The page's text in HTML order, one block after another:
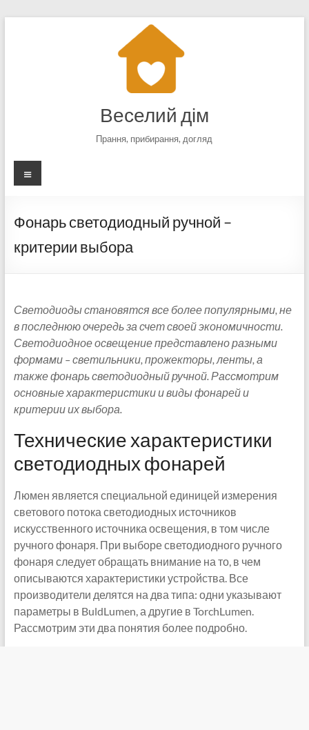
Веселий дім
Прання, прибирання, догляд
Меню
Фонарь светодиодный ручной –
критерии выбора
Светодиоды становятся все более популярными, не
в последнюю очередь за счет своей экономичности.
Светодиодное освещение представлено разными
формами – светильники, прожекторы, ленты, а
также фонарь светодиодный ручной. Рассмотрим
основные характеристики и виды фонарей и
критерии их выбора.
Технические характеристики
светодиодных фонарей
Люмен является специальной единицей измерения
светового потока светодиодных источников
искусственного источника освещения, в том числе
ручного фонаря. При выборе светодиодного ручного
фонаря следует обращать внимание на то, в чем
описываются характеристики устройства. Все
производители делятся на два типа: одни указывают
параметры в BuldLumen, а другие в TorchLumen.
Рассмотрим эти два понятия более подробно.